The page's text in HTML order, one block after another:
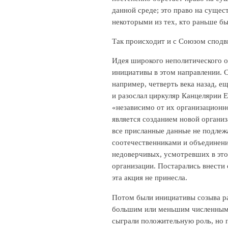
данной среде; это право на
некоторыми из тех, кто раньше
Так происходит и с Союзом
Идея широкого неполитического
инициативы в этом направлении.
например, четверть века назад,
и разослал циркуляр
«независимо от их
является созданием новой
все присланные данные не
соотечественниками и
недоверчивых, усмотревших в
организации. Постарались
эта акция не принесла.
Потом были инициативы созыва
большим или меньшим численным
сыграли положительную роль, но